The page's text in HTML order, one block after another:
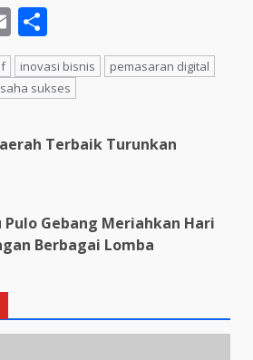
Email
inovasi bisnis
pemasaran digital
sukses
Terbaik Turunkan
Gebang Meriahkan Hari
Berbagai Lomba